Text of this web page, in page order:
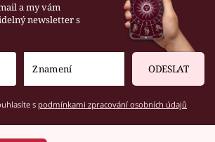
a my vám
newsletter s
ODESLAT
s podmínkami zpracování osobních údajů